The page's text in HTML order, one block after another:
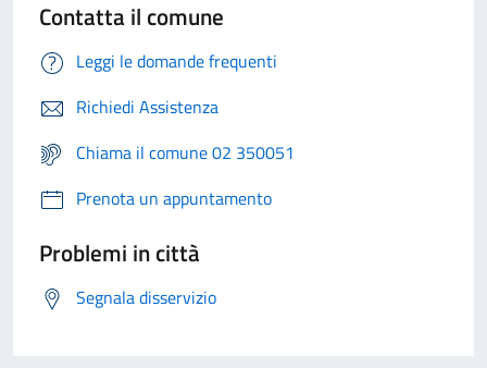
Contatta il comune
Leggi le domande frequenti
Richiedi Assistenza
Chiama il comune 02 350051
Prenota un appuntamento
Problemi in città
Segnala disservizio